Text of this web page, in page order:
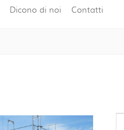
Dicono di noi Contatti